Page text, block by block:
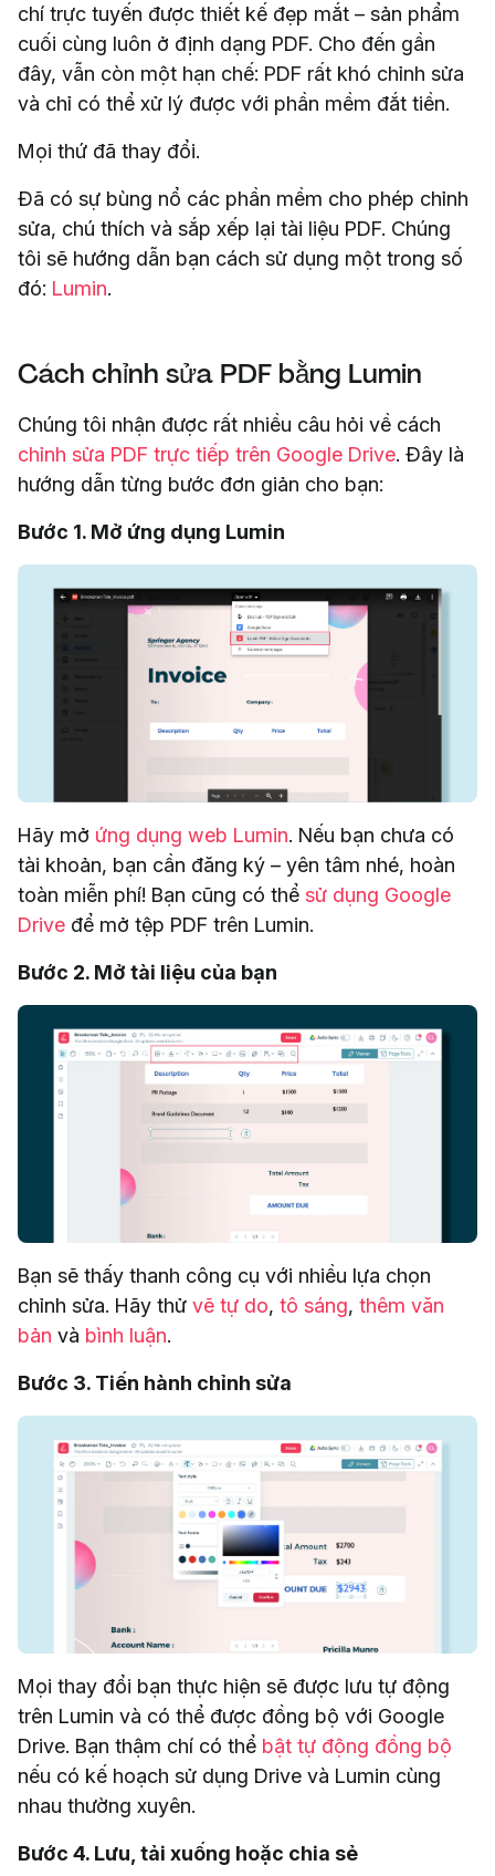
chí trực tuyến được thiết kế đẹp mắt – sản phẩm
cuối cùng luôn ở định dạng PDF. Cho đến gần
đây, vẫn còn một hạn chế: PDF rất khó chỉnh sửa
và chỉ có thể xử lý được với phần mềm đắt tiền.
Mọi thứ đã thay đổi.
Đã có sự bùng nổ các phần mềm cho phép chỉnh
sửa, chú thích và sắp xếp lại tài liệu PDF. Chúng
tôi sẽ hướng dẫn bạn cách sử dụng một trong số
đó: Lumin.
Cách chỉnh sửa PDF bằng Lumin
Chúng tôi nhận được rất nhiều câu hỏi về cách
chỉnh sửa PDF trực tiếp trên Google Drive. Đây là
hướng dẫn từng bước đơn giản cho bạn:
Bước 1. Mở ứng dụng Lumin
Hãy mở ứng dụng web Lumin. Nếu bạn chưa có
tài khoản, bạn cần đăng ký – yên tâm nhé, hoàn
toàn miễn phí! Bạn cũng có thể sử dụng Google
Drive để mở tệp PDF trên Lumin.
Bước 2. Mở tài liệu của bạn
Bạn sẽ thấy thanh công cụ với nhiều lựa chọn
chỉnh sửa. Hãy thử vẽ tự do, tô sáng, thêm văn
bản và bình luận.
Bước 3. Tiến hành chỉnh sửa
Mọi thay đổi bạn thực hiện sẽ được lưu tự động
trên Lumin và có thể được đồng bộ với Google
Drive. Bạn thậm chí có thể bật tự động đồng bộ
nếu có kế hoạch sử dụng Drive và Lumin cùng
nhau thường xuyên.
Bước 4. Lưu, tải xuống hoặc chia sẻ